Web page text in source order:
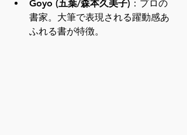
Goyo (五葉/森本久美子) ：プロの
書家。大筆で表現される躍動感あ
ふれる書が特徴。